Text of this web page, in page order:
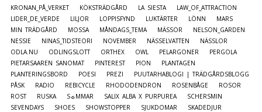
KRONAN_PÅ_VERKET
KÖKSTRÄDGÅRD LA SIESTA
LAW_OF_ATTRACTION
LIDER_DE_VERDE
LILJOR LOPPISFYND LUKTÄRTER LÖNN
MARS
MIN TRÄDGÅRD
MOSSA MÅNDAGS_TEMA MÄSSOR
NELSON_GARDEN
NESSIE
NINAS_TIDSTEORI NOVEMBER NÄSSELVATTEN
NÄSSLOR
ODLA.NU
ODLINGSLOTT ORTHEX OWL PELARGONER
PERGOLA
PIETARSAAREN SANOMAT
PINTEREST PION
PLANTAGEN
PLANTERINGSBORD
POESI PREZI
PUUTARHABLOGI | TRÄDGÅRDSBLOGG
PÅSK
RADIO REBICYCLE RHODODENDRON ROSENBÅGE
ROSOR
ROST
RUSKA S☼MMAR SALIX ALBA X PURPUREA
SCHERSMIN
SEVENDAYS
SHOES SHOWSTOPPER SJUKDOMAR
SKADEDJUR